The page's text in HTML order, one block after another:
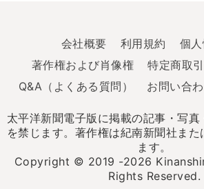
会社概要
利用規約
個
著作権および肖像権
特定商取
Q&A（よくある質問）
お問い合
太平洋新聞電子版に掲載の記事・写
を禁じます。著作権は紀南新聞社また
ます。
Copyright © 2019 -2026
Rights Reserved.